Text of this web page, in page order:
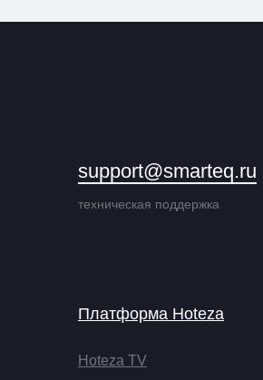
Платформа Hoteza
Hoteza TV
support@smarteq.ru
техническая поддержка